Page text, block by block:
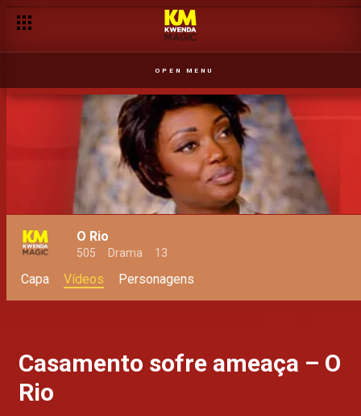
OPEN MENU
O Rio
505 Drama 13
Capa Vídeos Personagens
Casamento sofre ameaça – O
Rio